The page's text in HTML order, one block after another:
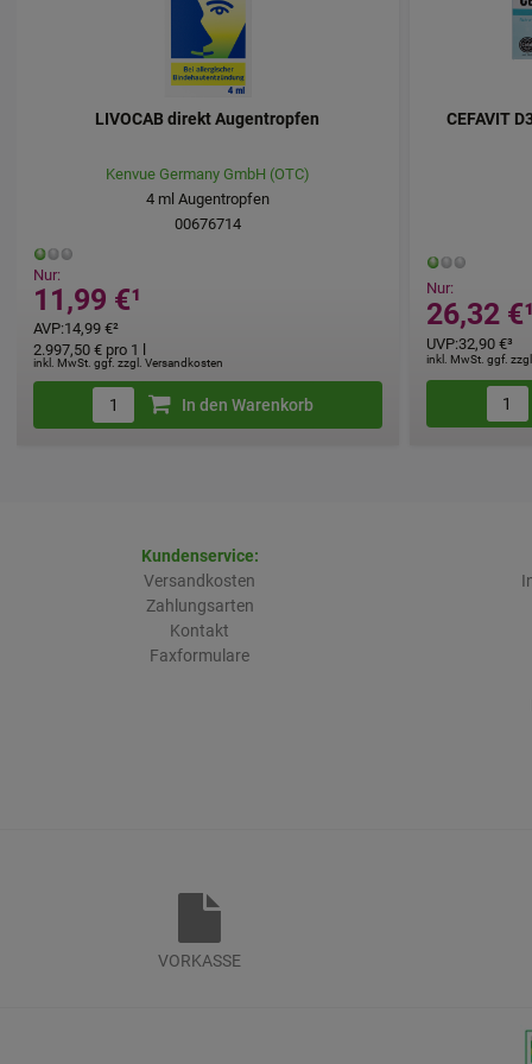
Statistik &
beachten Sie,
LIVOCAB direkt Augentropfen
Kenvue Germany GmbH (OTC)
4ml Augentropfen
00676714
Nur:
11,99 €¹
AVP:14,99 €²
inkl. MwSt. ggf. zzgl. Versandkosten
2.997,50 € pro 1 l
In den Warenkorb
CEFAVIT
Nur:
26,32 €¹
UVP:32,90 €³
inkl. MwSt. ggf.
Kundenservice:
Versandkosten
Zahlungsarten
Kontakt
Faxformulare
VORKASSE